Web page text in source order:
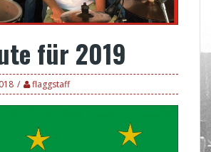
für 2019
flaggstaff